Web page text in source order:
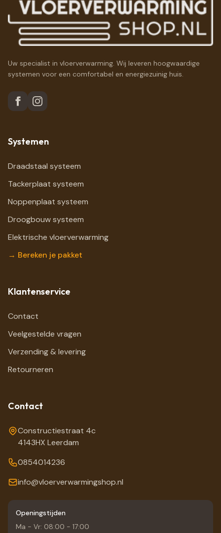
Uw specialist in vloerverwarming. Wij leveren hoogwaardige
systemen voor een comfortabel en energiezuinig huis.
Systemen
Draadstaal systeem
Tackerplaat systeem
Noppenplaat systeem
Droogbouw systeem
Elektrische vloerverwarming
→ Bereken je pakket
Klantenservice
Contact
Veelgestelde vragen
Verzending & levering
Retourneren
Contact
Constructiestraat 4c
4143HX Leerdam
0854014236
info@vloerverwarmingshop.nl
Openingstijden
Ma - Vr: 08:00 - 17:00